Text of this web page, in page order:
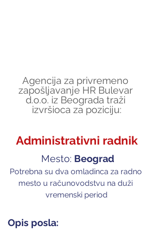
Agencija za privremeno
zapošljavanje HR Bulevar
d.o.o. iz Beograda traži
izvršioca za poziciju:
Administrativni radnik
Mesto: Beograd
Potrebna su dva omladinca za radno
mesto u računovodstvu na duži
vremenski period
Opis posla: